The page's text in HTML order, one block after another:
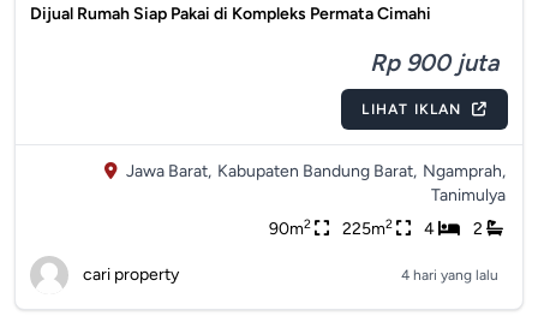
Dijual Rumah Siap Pakai di Kompleks Permata Cimahi
Rp 900 juta
LIHAT IKLAN
Jawa Barat, Kabupaten Bandung Barat, Ngamprah,
Tanimulya
90m2 225m2 4 2
cari property 4 hari yang lalu